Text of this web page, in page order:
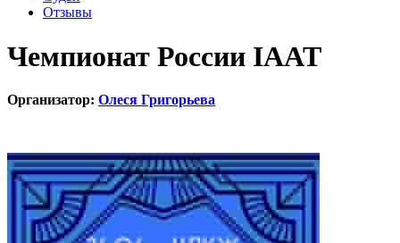
Отзывы
Чемпионат России IAAT
Организатор: Олеся Григорьева